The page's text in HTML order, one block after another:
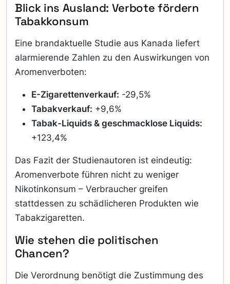
Blick ins Ausland: Verbote fördern
Tabakkonsum
Eine brandaktuelle Studie aus Kanada liefert
alarmierende Zahlen zu den Auswirkungen von
Aromenverboten:
E-Zigarettenverkauf: -29,5%
Tabakverkauf: +9,6%
Tabak-Liquids & geschmacklose Liquids:
+123,4%
Das Fazit der Studienautoren ist eindeutig:
Aromenverbote führen nicht zu weniger
Nikotinkonsum – Verbraucher greifen
stattdessen zu schädlicheren Produkten wie
Tabakzigaretten.
Wie stehen die politischen
Chancen?
Die Verordnung benötigt die Zustimmung des